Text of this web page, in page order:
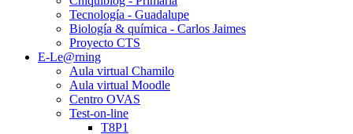
Tecnología - Guadalupe
Biología & química - Carlos Jaimes
Proyecto CTS
E-Le@rning
Aula virtual Chamilo
Aula virtual Moodle
Centro OVAS
Test-on-line
T8P1